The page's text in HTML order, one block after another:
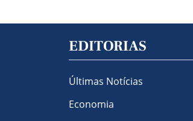
EDITORIAS
Últimas Notícias
Economia